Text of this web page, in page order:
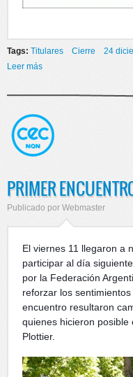
Tags: Titulares Cierre 24
Leer más
PRIMER
Publicado por Webmaster
El viernes 11 llegaron a
participar al día
por la Federación
reforzar los
encuentro resultaron
quienes hicieron
Plottier.